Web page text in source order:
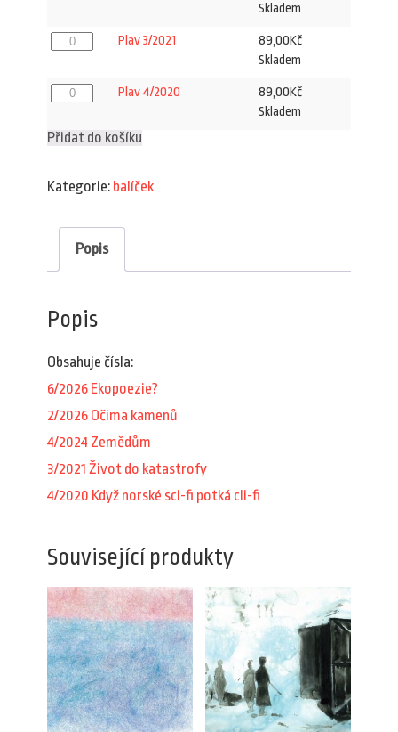
Skladem
Plav
3/2021
Plav 3/2021 89,00Kč
Skladem
Plav
4/2020
Plav 4/2020 89,00Kč
Skladem
Přidat do košíku
Kategorie: balíček
Popis
Popis
Obsahuje čísla:
6/2026 Ekopoezie?
2/2026 Očima kamenů
4/2024 Zemědům
3/2021 Život do katastrofy
4/2020 Když norské sci-fi potká cli-fi
Související produkty